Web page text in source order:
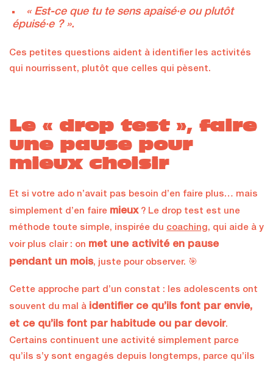
« Est-ce que tu te sens apaisé·e ou plutôt
épuisé·e ? ».
Ces petites questions aident à identifier les activités
qui nourrissent, plutôt que celles qui pèsent.
Le « drop test », faire
une pause pour
mieux choisir
Et si votre ado n’avait pas besoin d’en faire plus… mais
simplement d’en faire mieux? Le drop test est une
méthode toute simple, inspirée du coaching, qui aide à y
voir plus clair : on met une activité en pause
pendant un mois, juste pour observer. 🎯
Cette approche part d’un constat : les adolescents ont
souvent du mal à identifier ce qu’ils font par envie,
et ce qu’ils font par habitude ou par devoir.
Certains continuent une activité simplement parce
qu’ils s’y sont engagés depuis longtemps, parce qu’ils